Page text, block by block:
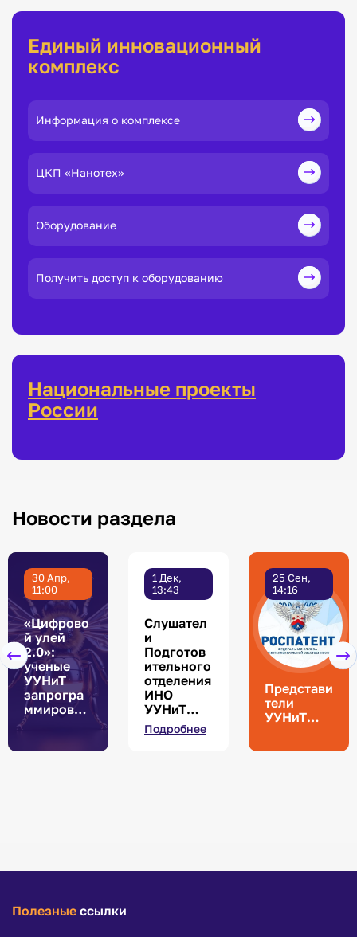
Единый инновационный
комплекс
Информация о комплексе
ЦКП «Нанотех»
Оборудование
Получить доступ к оборудованию
Национальные проекты
России
Новости раздела
30 Апр,
11:00
«Цифрово
й улей
2.0»:
ученые
УУНиТ
запрогра
ммировал
и будущее
1 Дек,
13:43
Слушател
и
Подготов
ительного
отделения
ИНО
УУНиТ
побывали
на
м
Подробнее
25 Сен,
14:16
Представи
тели
УУНиТ
Полезные ссылки